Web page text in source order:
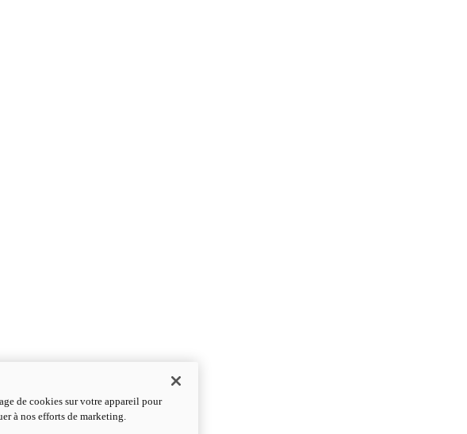
de cookies sur votre appareil pour
à nos efforts de marketing.